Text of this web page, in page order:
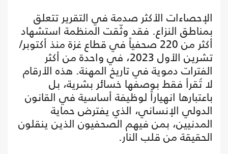
الإحصاءات الأكثر صدمة في التقرير تتعلق
بمناطق النزاع. فقد وثّقت المنظمة استشهاد
أكثر من 220 صحفياً في قطاع غزة منذ أكتوبر/
تشرين الأول 2023، في واحدة من أكثر
الفترات دموية في تاريخ المهنة. هذه الأرقام
لا تُقرأ فقط بوصفها خسائر بشرية، بل
باعتبارها انهياراً لوظيفة أساسية في القانون
الدولي الإنساني، الذي يفترض حماية
المدنيين، بمن فيهم الصحفيون الذين ينقلون
الحقيقة من قلب النار.